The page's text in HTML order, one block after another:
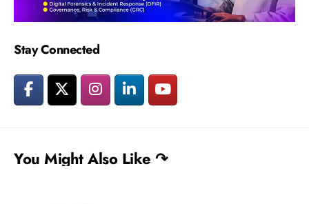
Stay Connected
You Might Also Like ↷